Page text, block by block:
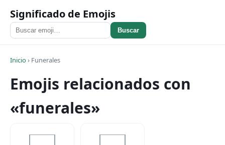
Significado de Emojis
Buscar
Inicio› Funerales
Emojis relacionados con
«funerales»